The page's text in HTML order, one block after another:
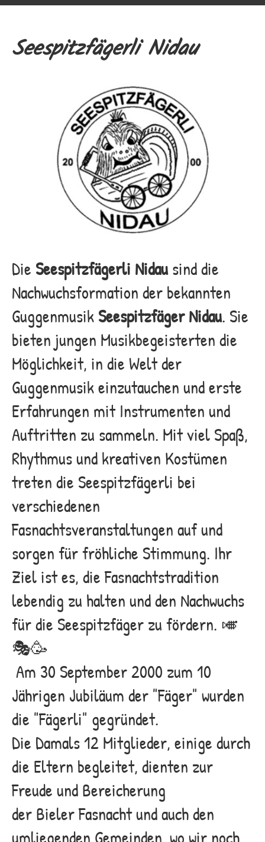
Seespitzfägerli Nidau
Die Seespitzfägerli Nidausind die
Nachwuchsformation der bekannten
Guggenmusik Seespitzfäger Nidau. Sie
bieten jungen Musikbegeisterten die
Möglichkeit, in die Welt der
Guggenmusik einzutauchen und erste
Erfahrungen mit Instrumenten und
Auftritten zu sammeln. Mit viel Spaß,
Rhythmus und kreativen Kostümen
treten die Seespitzfägerli bei
verschiedenen
Fasnachtsveranstaltungen auf und
sorgen für fröhliche Stimmung. Ihr
Ziel ist es, die Fasnachtstradition
lebendig zu halten und den Nachwuchs
für die Seespitzfäger zu fördern. 🎺
🎭🥳
Am 30 September 2000 zum 10
Jährigen Jubiläum der "Fäger" wurden
die "Fägerli" gegründet.
Die Damals 12 Mitglieder, einige durch
die Eltern begleitet, dienten zur
Freude und Bereicherung
der Bieler Fasnacht und auch den